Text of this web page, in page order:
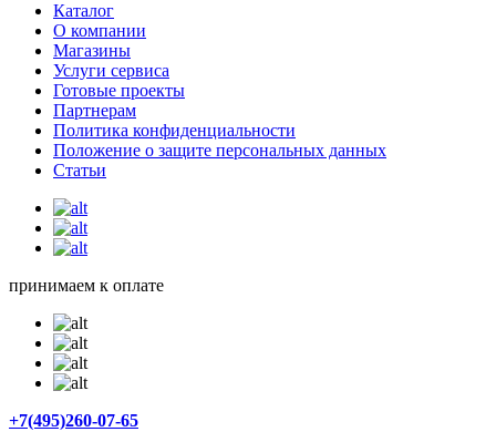
Каталог
О компании
Магазины
Услуги сервиса
Готовые проекты
Партнерам
Политика конфиденциальности
Положение о защите персональных данных
Статьи
принимаем к оплате
+7(495)260-07-65